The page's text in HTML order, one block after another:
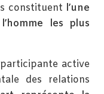
constituent l’une
les plus
active
des relations